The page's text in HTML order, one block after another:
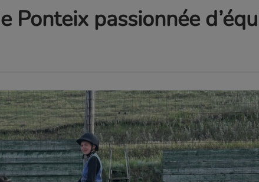
Ponteix passionnée